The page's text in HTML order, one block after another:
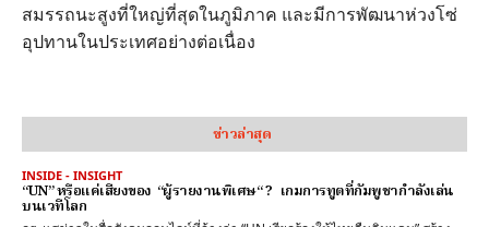
สมรรถนะสูงที่ใหญ่ที่สุดในภูมิภาค และมีการพัฒนาห่วงโซ่
อุปทานในประเทศอย่างต่อเนื่อง
ข่าวล่าสุด
INSIDE - INSIGHT
“UN” หรือแค่เสียงของ “ผู้รายงานพิเศษ“ ? เกมการทูตที่กัมพูชากำลังเล่น
บนเวทีโลก